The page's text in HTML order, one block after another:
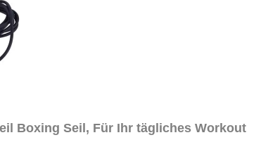
Boxing Seil, Für Ihr tägliches Workout